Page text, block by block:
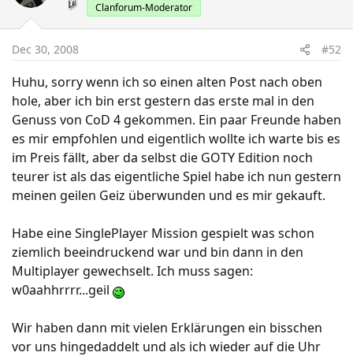
Clanforum-Moderator
Dec 30, 2008 #52
Huhu, sorry wenn ich so einen alten Post nach oben
hole, aber ich bin erst gestern das erste mal in den
Genuss von CoD 4 gekommen. Ein paar Freunde haben
es mir empfohlen und eigentlich wollte ich warte bis es
im Preis fällt, aber da selbst die GOTY Edition noch
teurer ist als das eigentliche Spiel habe ich nun gestern
meinen geilen Geiz überwunden und es mir gekauft.
Habe eine SinglePlayer Mission gespielt was schon
ziemlich beeindruckend war und bin dann in den
Multiplayer gewechselt. Ich muss sagen:
w0aahhrrrr...geil
Wir haben dann mit vielen Erklärungen ein bisschen
vor uns hingedaddelt und als ich wieder auf die Uhr